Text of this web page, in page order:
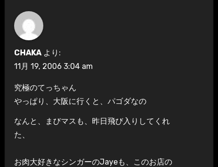
CHAKA より:
11月 19, 2006 3:04 am
究極のてっちゃん
やっぱり、大阪に行くと、パゴダなの
なんと、まびマスも、昨日飛び入りしてくれ
た、
お肉大好きなシンガーのJayeも、このお店の